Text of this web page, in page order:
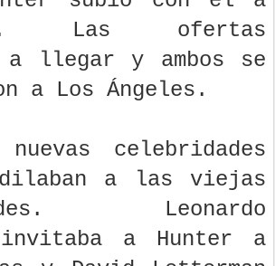
subió con él a
Las ofertas
a llegar y ambos se
a Los Ángeles.
celebridades
a las viejas
Leonardo
invitaba a Hunter a